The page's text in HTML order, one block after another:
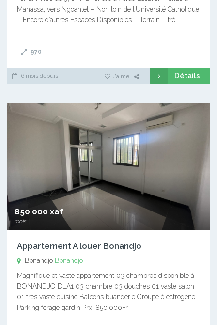
Manassa, vers Ngoantet – Non loin de l’Université Catholique
– Encore d’autres Espaces Disponibles – Terrain Titré –…
970
6 mois depuis J'aime Détails
850 000 xaf
mois
Appartement A louer Bonandjo
Bonandjo Bonandjo
Magnifique et vaste appartement 03 chambres disponible à
BONANDJO DLA1 03 chambre 03 douches 01 vaste salon
01 très vaste cuisine Balcons buanderie Groupe électrogène
Parking forage gardin Prx: 850.000Fr…